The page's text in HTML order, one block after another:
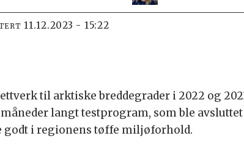
11.12.2023 - 15:22
til arktiske breddegrader i 2022 og
langt testprogram, som ble
godt i regionens tøffe miljøforhold.